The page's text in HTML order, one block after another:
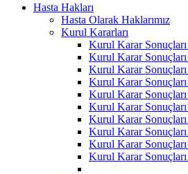
Hasta Hakları
Hasta Olarak Haklarımız
Kurul Kararları
Kurul Karar
Kurul Karar
Kurul Karar
Kurul Karar Sonuçları
Kurul Karar
Kurul Karar
Kurul Karar
Kurul Karar
Kurul Karar
Kurul Karar